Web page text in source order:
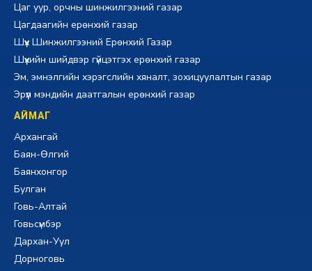
Цаг уур, орчны шинжилгээний газар
Цагдаагийн ерөнхий газар
Шүүх Шинжилгээний Ерөнхий Газар
Шүүхийн шийдвэр гүйцэтгэх ерөнхий газар
Эм, эмнэлгийн хэрэгслийн хяналт, зохицуулалтын газар
Эрүүл мэндийн даатгалын ерөнхий газар
АЙМАГ
Архангай
Баян-Өлгий
Баянхонгор
Булган
Говь-Алтай
Говьсүмбэр
Дархан-Уул
Дорноговь